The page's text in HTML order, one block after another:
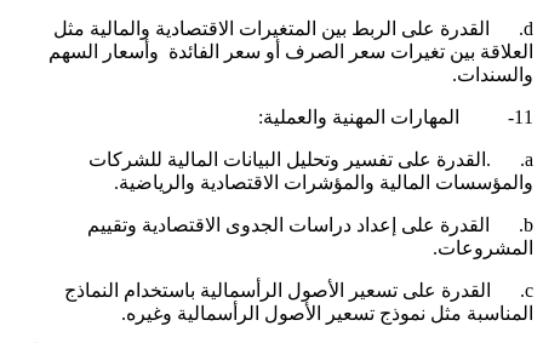
d. القدرة على الربط بين المتغيرات الاقتصادية والمالية مثل
بين تغيرات سعر الصرف أو سعر الفائدة وأسعار السهم
المهنية والعملية:
a. .القدرة على تفسير وتحليل البيانات المالية للشركات
المالية والمؤشرات الاقتصادية والرياضية.
b. القدرة على إعداد دراسات الجدوى الاقتصادية وتقييم
c. القدرة على تسعير الأصول الرأسمالية باستخدام النماذج
مثل نموذج تسعير الأصول الرأسمالية وغيره.